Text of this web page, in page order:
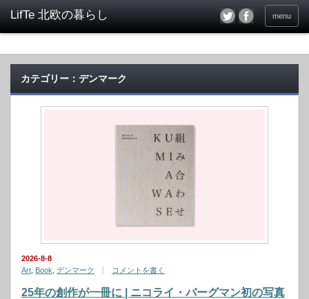
menu
カテゴリー：デンマーク
2026-8-8
Art Book デンマーク コメントを書く
25年の創作が一冊に | ニコライ・バーグマン初の写真